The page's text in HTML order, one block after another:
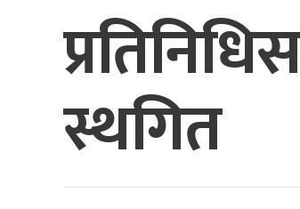
स्थगित